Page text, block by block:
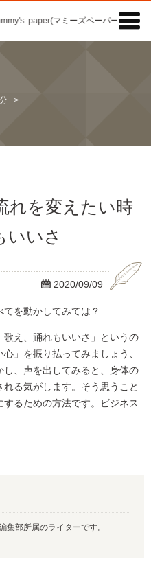
paper(マミーズペーパー)の「記事

>
を変えたい時
いいさ
 2020/09/09
を動かしてみては？
え、踊れもいいさ」というの
」を振り払ってみましょう、
し、声を出してみると、身体の
る気がします。そう思うこと
るための方法です。ビジネス
集部所属のライターです。